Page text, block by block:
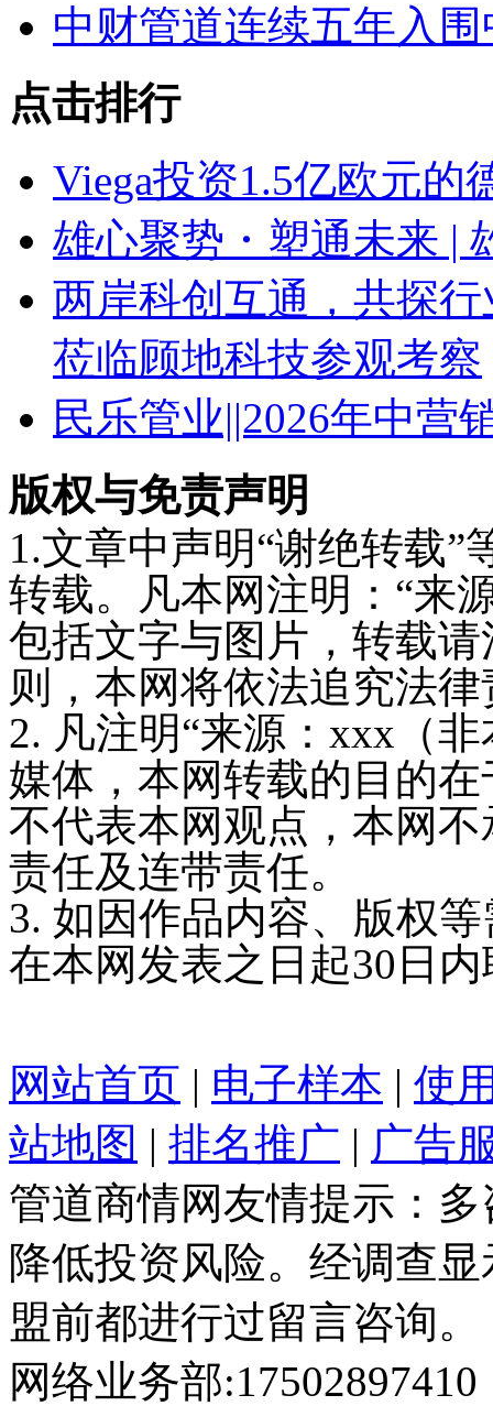
中财管道连续五年入
点击排行
Viega投资1.5亿欧元的
雄心聚势・塑通未来 |
两岸科创互通，共探
莅临顾地科技参观考察
民乐管业||2026年中营
版权与免责声明
1.文章中声明“谢绝转载
转载。凡本网注明：“来
包括文字与图片，转载
则，本网将依法追究法
2. 凡注明“来源：xxx（
媒体，本网转载的目的
不代表本网观点，本网
责任及连带责任。
3. 如因作品内容、版权
在本网发表之日起30日
网站首页 | 电子样本 | 使
站地图 | 排名推广 | 广告
管道商情网友情提示：
降低投资风险。经调查
盟前都进行过留言咨询。
网络业务部